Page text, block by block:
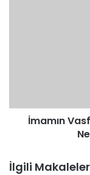
Davud
Tirmiziİmamın
İlgili Makaleler